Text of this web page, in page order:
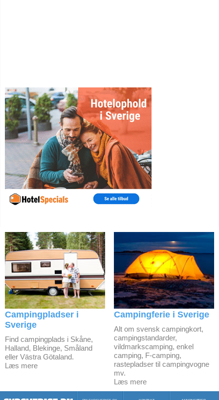
Campingpladser i
Sverige
Find campingplads i Skåne,
Halland, Blekinge, Småland
eller Västra Götaland.
Læs mere
Campingferie i Sverige
Alt om svensk campingkort,
campingstandarder,
vildmarkscamping, enkel
camping, F-camping,
rastepladser til campingvogne
mv.
Læs mere